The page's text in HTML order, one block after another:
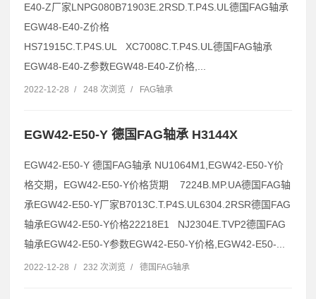
E40-Z厂家LNPG080B71903E.2RSD.T.P4S.UL德国FAG轴承
EGW48-E40-Z价格
HS71915C.T.P4S.UL XC7008C.T.P4S.UL德国FAG轴承
EGW48-E40-Z参数EGW48-E40-Z价格,...
2022-12-28 / 248 次浏览 / FAG轴承
EGW42-E50-Y 德国FAG轴承 H3144X
EGW42-E50-Y 德国FAG轴承 NU1064M1,EGW42-E50-Y价
格交期，EGW42-E50-Y价格货期 7224B.MP.UA德国FAG轴
承EGW42-E50-Y厂家B7013C.T.P4S.UL6304.2RSR德国FAG
轴承EGW42-E50-Y价格22218E1 NJ2304E.TVP2德国FAG
轴承EGW42-E50-Y参数EGW42-E50-Y价格,EGW42-E50-...
2022-12-28 / 232 次浏览 / 德国FAG轴承